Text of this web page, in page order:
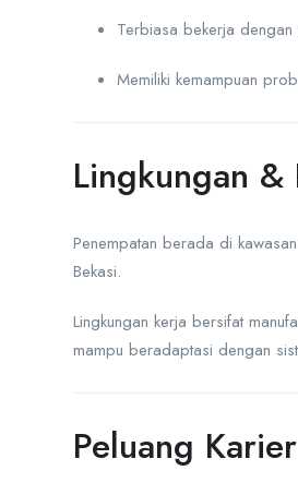
Terbiasa bekerja
Memiliki kemampuan
Lingkungan &
Penempatan berada di
Bekasi.
Lingkungan kerja bersifat
mampu beradaptasi dengan
Peluang Karier